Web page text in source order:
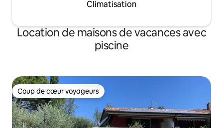
Climatisation
Location de maisons de vacances avec
piscine
Coup de cœur voyageurs
Coup de cœur voyageurs